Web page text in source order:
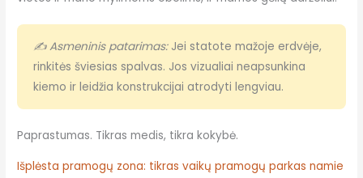
✍ Asmeninis patarimas:Jei statote mažoje erdvėje,
rinkitės šviesias spalvas. Jos vizualiai neapsunkina
kiemo ir leidžia konstrukcijai atrodyti lengviau.
Paprastumas. Tikras medis, tikra kokybė.
Išplėsta pramogų zona: tikras vaikų pramogų parkas namie